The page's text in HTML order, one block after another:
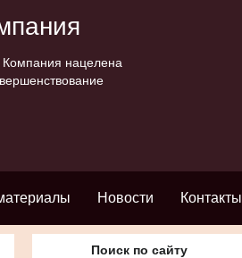
Компания нацелена
Новости Контакты
Поиск по сайту